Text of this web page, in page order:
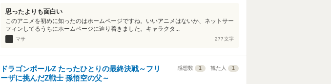
思ったよりも面白い
このアニメを初めに知ったのはホームページですね。いいアニメはないか、ネットサー
フィンしてるうちにホームページに辿り着きました。キャラクタ...
マサ 277文字
ドラゴンボールZ たったひとりの最終決戦～フリ
ーザに挑んだZ戦士 孫悟空の父～
感想数 1 観た人 1